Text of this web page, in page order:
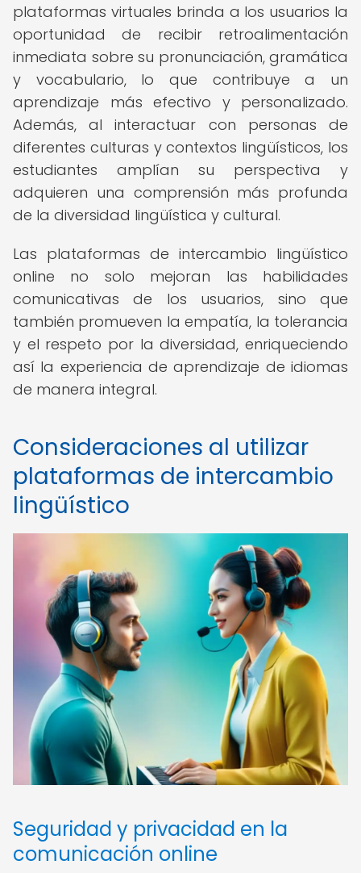
plataformas virtuales brinda a los usuarios la
oportunidad de recibir retroalimentación
inmediata sobre su pronunciación, gramática
y vocabulario, lo que contribuye a un
aprendizaje más efectivo y personalizado.
Además, al interactuar con personas de
diferentes culturas y contextos lingüísticos, los
estudiantes amplían su perspectiva y
adquieren una comprensión más profunda
de la diversidad lingüística y cultural.
Las plataformas de intercambio lingüístico
online no solo mejoran las habilidades
comunicativas de los usuarios, sino que
también promueven la empatía, la tolerancia
y el respeto por la diversidad, enriqueciendo
así la experiencia de aprendizaje de idiomas
de manera integral.
Consideraciones al utilizar
plataformas de intercambio
lingüístico
Seguridad y privacidad en la
comunicación online